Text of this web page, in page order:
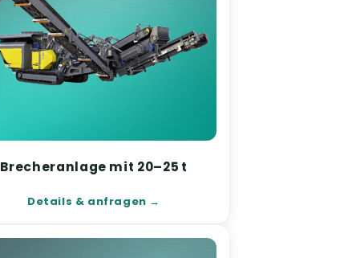
Brecheranlage mit 20–25 t
Details & anfragen